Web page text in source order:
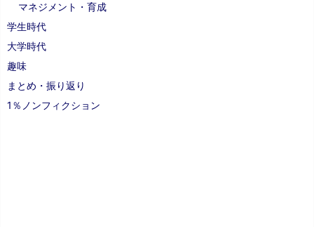
マネジメント・育成
学生時代
大学時代
趣味
まとめ・振り返り
1％ノンフィクション